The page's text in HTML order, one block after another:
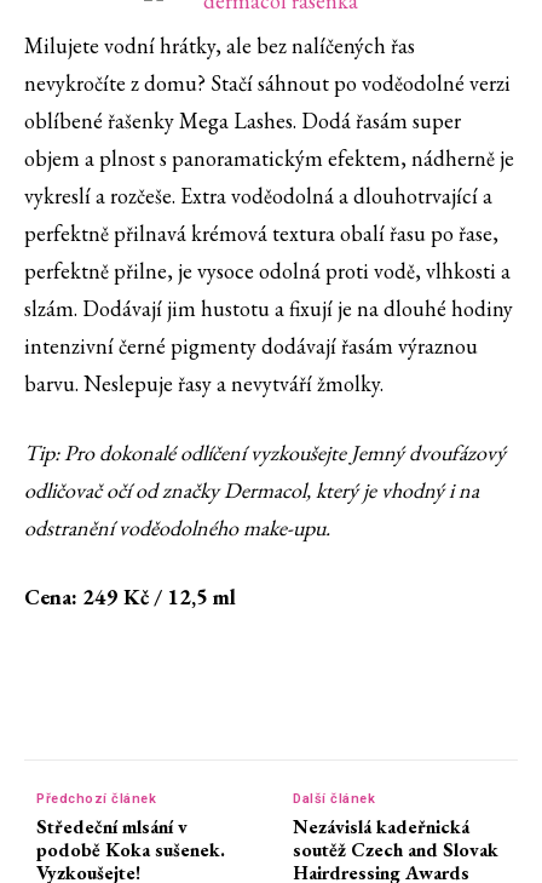
Milujete vodní hrátky, ale bez nalíčených řas
nevykročíte z domu? Stačí sáhnout po voděodolné verzi
oblíbené řašenky Mega Lashes. Dodá řasám super
objem a plnost s panoramatickým efektem, nádherně je
vykreslí a rozčeše. Extra voděodolná a dlouhotrvající a
perfektně přilnavá krémová textura obalí řasu po řase,
perfektně přilne, je vysoce odolná proti vodě, vlhkosti a
slzám. Dodávají jim hustotu a fixují je na dlouhé hodiny
intenzivní černé pigmenty dodávají řasám výraznou
barvu. Neslepuje řasy a nevytváří žmolky.
Tip: Pro dokonalé odlíčení vyzkoušejte Jemný dvoufázový
odličovač očí od značky Dermacol, který je vhodný i na
odstranění voděodolného make-upu.
Cena: 249 Kč / 12,5 ml
Předchozí článek
Středeční mlsání v
podobě Koka sušenek.
Vyzkoušejte!
Další článek
Nezávislá kadeřnická
soutěž Czech and Slovak
Hairdressing Awards